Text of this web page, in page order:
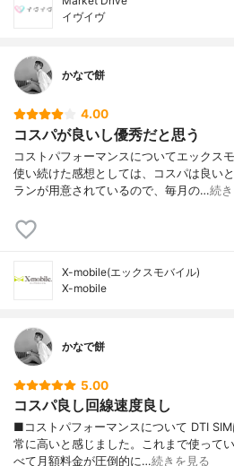
イヴイヴ
かなで餅
4.00
コスパが良いし優秀だと思う
コストパフォーマンスについてエックス
使い続けた感想としては、コスパは良い
ランが用意されているので、毎月の…続
X-mobile(エックスモバイル)
X-mobile
かなで餅
5.00
コスパ良し回線速度良し
■コストパフォーマンスについて DTI
常に高いと感じました。これまで使って
べて月額料金が圧倒的に…続きを見る